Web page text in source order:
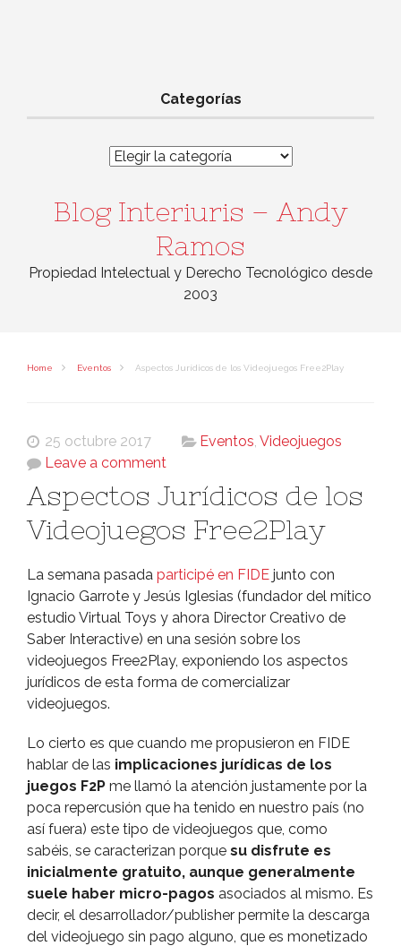
Categorías
Categorías
Blog Interiuris – Andy
Ramos
Propiedad Intelectual y Derecho Tecnológico desde
2003
Home Eventos Aspectos Jurí­dicos de los Videojuegos Free2Play
25 octubre 2017 Eventos, Videojuegos
Leave a comment
Aspectos Jurí­dicos de los
Videojuegos Free2Play
La semana pasada participé en FIDE junto con
Ignacio Garrote y Jesús Iglesias (fundador del mí­tico
estudio Virtual Toys y ahora Director Creativo de
Saber Interactive) en una sesión sobre los
videojuegos Free2Play, exponiendo los aspectos
jurí­dicos de esta forma de comercializar
videojuegos.
Lo cierto es que cuando me propusieron en FIDE
hablar de las implicaciones jurí­dicas de los
juegos F2P me llamó la atención justamente por la
poca repercusión que ha tenido en nuestro paí­s (no
así­ fuera) este tipo de videojuegos que, como
sabéis, se caracterizan porque su disfrute es
inicialmente gratuito, aunque generalmente
suele haber micro-pagos asociados al mismo. Es
decir, el desarrollador/publisher permite la descarga
del videojuego sin pago alguno, que es monetizado